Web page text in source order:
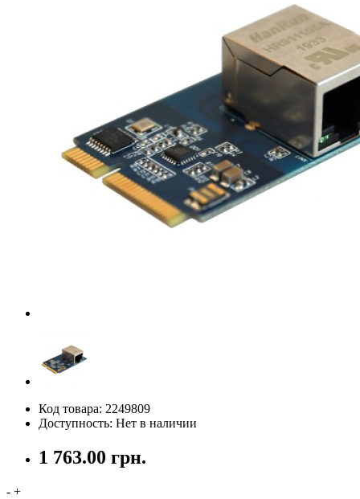
Код товара: 2249809
Доступность: Нет в наличии
1 763.00 грн.
- +